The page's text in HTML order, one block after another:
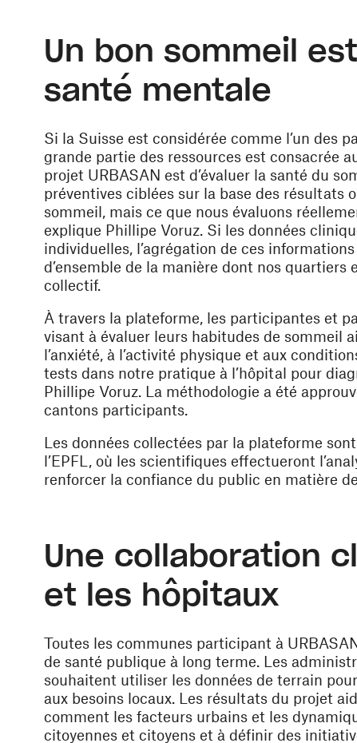
Un bon sommeil
santé mentale
Si la Suisse est considérée comme l’un des
grande partie des ressources est consacrée
projet URBASAN est d’évaluer la santé du
préventives ciblées sur la base des résultats
sommeil, mais ce que nous évaluons
explique Phillipe Voruz. Si les données
individuelles, l’agrégation de ces
d’ensemble de la manière dont nos
collectif.
À travers la plateforme, les participantes et
visant à évaluer leurs habitudes de sommeil
l’anxiété, à l’activité physique et aux
tests dans notre pratique à l’hôpital pour
Phillipe Voruz. La méthodologie a été
cantons participants.
Les données collectées par la plateforme
l’EPFL, où les scientifiques effectueront
renforcer la confiance du public en matière
Une collaboration
et les hôpitaux
Toutes les communes participant à
de santé publique à long terme. Les
souhaitent utiliser les données de terrain
aux besoins locaux. Les résultats du projet
comment les facteurs urbains et les
citoyennes et citoyens et à définir des